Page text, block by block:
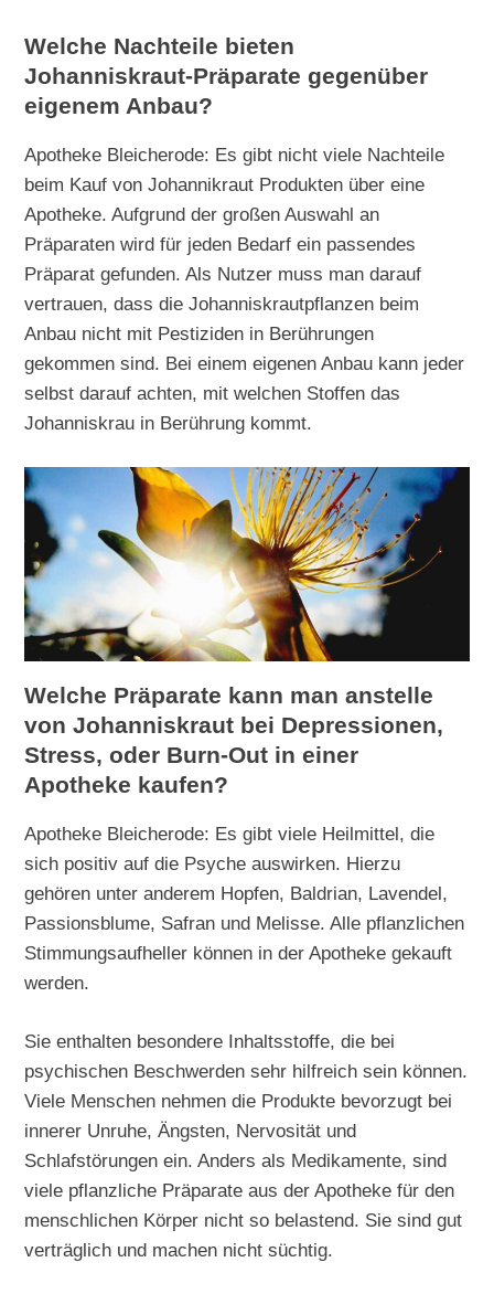
Welche Nachteile bieten
Johanniskraut-Präparate gegenüber
eigenem Anbau?
Apotheke Bleicherode: Es gibt nicht viele Nachteile
beim Kauf von Johannikraut Produkten über eine
Apotheke. Aufgrund der großen Auswahl an
Präparaten wird für jeden Bedarf ein passendes
Präparat gefunden. Als Nutzer muss man darauf
vertrauen, dass die Johanniskrautpflanzen beim
Anbau nicht mit Pestiziden in Berührungen
gekommen sind. Bei einem eigenen Anbau kann jeder
selbst darauf achten, mit welchen Stoffen das
Johanniskrau in Berührung kommt.
Welche Präparate kann man anstelle
von Johanniskraut bei Depressionen,
Stress, oder Burn-Out in einer
Apotheke kaufen?
Apotheke Bleicherode: Es gibt viele Heilmittel, die
sich positiv auf die Psyche auswirken. Hierzu
gehören unter anderem Hopfen, Baldrian, Lavendel,
Passionsblume, Safran und Melisse. Alle pflanzlichen
Stimmungsaufheller können in der Apotheke gekauft
werden.
Sie enthalten besondere Inhaltsstoffe, die bei
psychischen Beschwerden sehr hilfreich sein können.
Viele Menschen nehmen die Produkte bevorzugt bei
innerer Unruhe, Ängsten, Nervosität und
Schlafstörungen ein. Anders als Medikamente, sind
viele pflanzliche Präparate aus der Apotheke für den
menschlichen Körper nicht so belastend. Sie sind gut
verträglich und machen nicht süchtig.